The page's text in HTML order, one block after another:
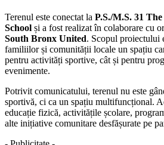
Terenul este conectat la P.S./M.S. 31
School și a fost realizat în colaborare cu
South Bronx United. Scopul proiectului
familiilor și comunității locale un spațiu
pentru activități sportive, cât și pentru
evenimente.
Potrivit comunicatului, terenul nu este
sportivă, ci ca un spațiu multifuncțional.
educație fizică, activitățile școlare,
alte inițiative comunitare desfășurate pe